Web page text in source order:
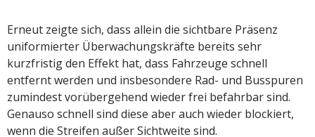
Erneut zeigte sich, dass allein die sichtbare Präsenz
uniformierter Überwachungskräfte bereits sehr
kurzfristig den Effekt hat, dass Fahrzeuge schnell
entfernt werden und insbesondere Rad- und Busspuren
zumindest vorübergehend wieder frei befahrbar sind.
Genauso schnell sind diese aber auch wieder blockiert,
wenn die Streifen außer Sichtweite sind.